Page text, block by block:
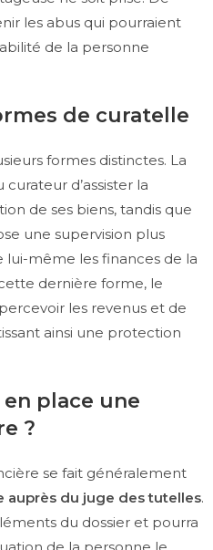
les abus qui pourraient
de la personne
de curatelle
formes distinctes. La
d’assister la
de ses biens, tandis que
une supervision plus
même les finances de la
dernière forme, le
les revenus et de
ainsi une protection
place une
?
se fait généralement
auprès du juge des tutelles.
du dossier et pourra